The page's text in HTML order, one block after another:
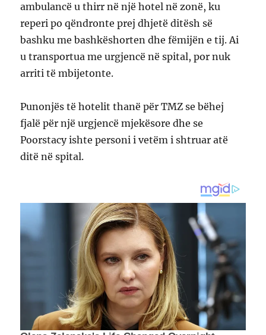
ambulancë u thirr në një hotel në zonë, ku
reperi po qëndronte prej dhjetë ditësh së
bashku me bashkëshorten dhe fëmijën e tij. Ai
u transportua me urgjencë në spital, por nuk
arriti të mbijetonte.
Punonjës të hotelit thanë për TMZ se bëhej
fjalë për një urgjencë mjekësore dhe se
Poorstacy ishte personi i vetëm i shtruar atë
ditë në spital.